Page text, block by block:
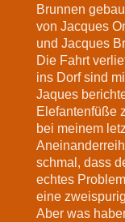
Brunnen
von Jacques
und Jacques
Die Fahrt
ins Dorf sind
Jaques
Elefantenfüße
bei meinem
schmal, dass
echtes
eine
Aber was